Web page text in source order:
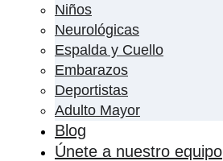
Niños
Neurológicas
Espalda y Cuello
Embarazos
Deportistas
Adulto Mayor
Blog
Únete a nuestro equipo